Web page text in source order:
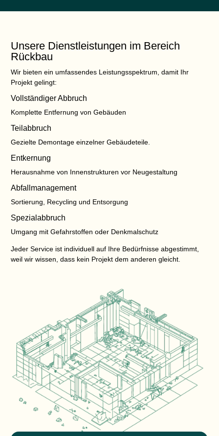
Unsere Dienstleistungen im Bereich
Rückbau
Wir bieten ein umfassendes Leistungsspektrum, damit Ihr
Projekt gelingt:
Vollständiger Abbruch
Komplette Entfernung von Gebäuden
Teilabbruch
Gezielte Demontage einzelner Gebäudeteile.
Entkernung
Herausnahme von Innenstrukturen vor Neugestaltung
Abfallmanagement
Sortierung, Recycling und Entsorgung
Spezialabbruch
Umgang mit Gefahrstoffen oder Denkmalschutz
Jeder Service ist individuell auf Ihre Bedürfnisse abgestimmt,
weil wir wissen, dass kein Projekt dem anderen gleicht.